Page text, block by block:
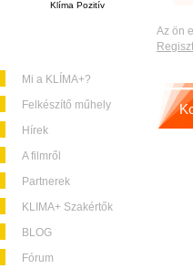
Klíma Pozitív
Mi a KLÍMA+?
Felkészítő műhely
Hírek
A filmről
Partnerek
KLIMA+ Szakértők
BLOG
Fórum
Az ön